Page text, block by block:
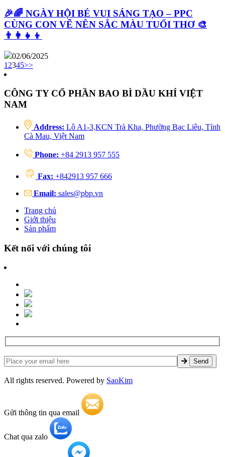
🎉🌈 NGÀY HỘI BÉ VUI SÁNG TẠO – PPC
CÙNG CON VẼ NÊN SẮC MÀU TUỔI THƠ 🎨
👨‍👩‍👧‍👦
02/06/2025
1 2345>>
CÔNG TY CỔ PHẦN BAO BÌ DẦU KHÍ VIỆT
NAM
Address: Lô A1-3,KCN Trà Kha, Phường Bạc Liêu, Tỉnh
Cà Mau, Việt Nam
Phone: +84 2913 957 555
Fax: +842913 957 666
Email: sales@pbp.vn
Trang chủ
Giới thiệu
Sản phẩm
Kết nối với chúng tôi
All rights reserved. Powered by SaoKim
Gửi thông tin qua email
Chat qua zalo